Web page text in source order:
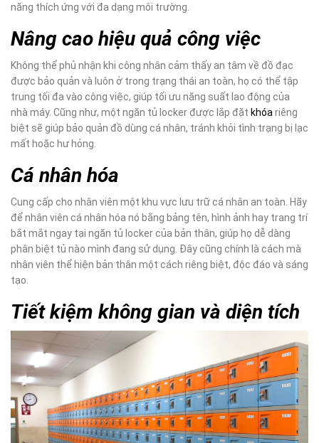
năng thích ứng với đa dạng môi trường.
Nâng cao hiệu quả công việc
Không thể phủ nhận khi công nhân cảm thấy an tâm về đồ đạc
được bảo quản và luôn ở trong trạng thái an toàn, họ có thể tập
trung tối đa vào công việc, giúp tối ưu năng suất lao động của
nhà máy. Cũng như, một ngăn tủ locker được lắp đặt khóa riêng
biệt sẽ giúp bảo quản đồ dùng cá nhân, tránh khỏi tình trạng bị lạc
mất hoặc hư hỏng.
Cá nhân hóa
Cung cấp cho nhân viên một khu vực lưu trữ cá nhân an toàn. Hãy
để nhân viên cá nhân hóa nó bằng bảng tên, hình ảnh hay trang trí
bắt mắt ngay tại ngăn tủ locker của bản thân, giúp họ dễ dàng
phân biệt tủ nào mình đang sử dụng. Đây cũng chính là cách mà
nhân viên thể hiện bản thân một cách riêng biệt, độc đáo và sáng
tạo.
Tiết kiệm không gian và diện tích